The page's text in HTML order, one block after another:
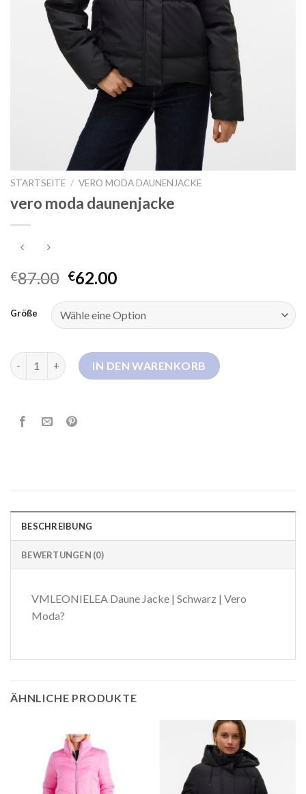
STARTSEITE / VERO MODA DAUNENJACKE
vero moda daunenjacke
€87.00 €62.00
Größe
vero moda daunenjacke MengeIN DEN WARENKORB
BESCHREIBUNG
BEWERTUNGEN (0)
VMLEONIELEA Daune Jacke | Schwarz | Vero
Moda?
ÄHNLICHE PRODUKTE